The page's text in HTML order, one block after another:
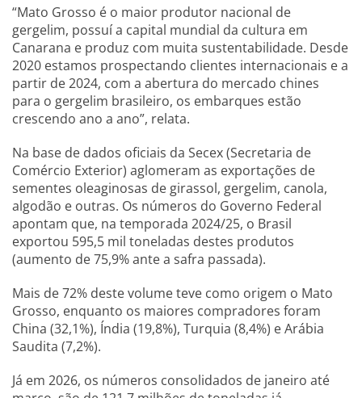
“Mato Grosso é o maior produtor nacional de
gergelim, possuí a capital mundial da cultura em
Canarana e produz com muita sustentabilidade. Desde
2020 estamos prospectando clientes internacionais e a
partir de 2024, com a abertura do mercado chines
para o gergelim brasileiro, os embarques estão
crescendo ano a ano”, relata.
Na base de dados oficiais da Secex (Secretaria de
Comércio Exterior) aglomeram as exportações de
sementes oleaginosas de girassol, gergelim, canola,
algodão e outras. Os números do Governo Federal
apontam que, na temporada 2024/25, o Brasil
exportou 595,5 mil toneladas destes produtos
(aumento de 75,9% ante a safra passada).
Mais de 72% deste volume teve como origem o Mato
Grosso, enquanto os maiores compradores foram
China (32,1%), Índia (19,8%), Turquia (8,4%) e Arábia
Saudita (7,2%).
Já em 2026, os números consolidados de janeiro até